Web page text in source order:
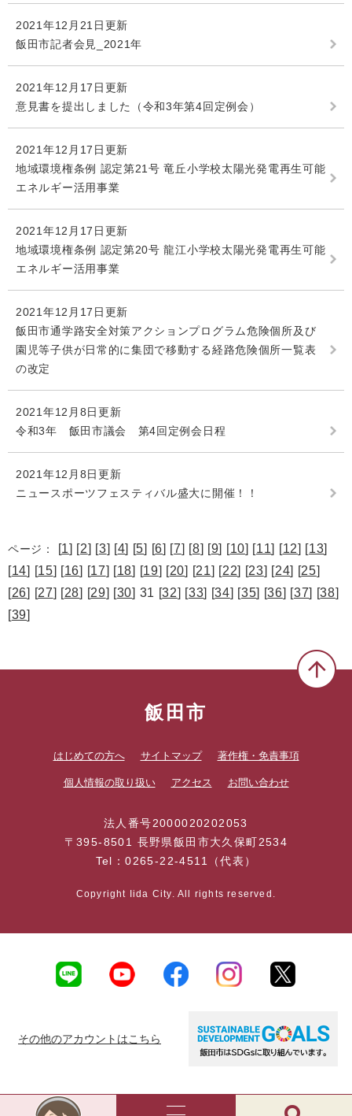
2021年12月21日更新
飯田市記者会見_2021年
2021年12月17日更新
意見書を提出しました（令和3年第4回定例会）
2021年12月17日更新
地域環境権条例 認定第21号 竜丘小学校太陽光発電再生可能
エネルギー活用事業
2021年12月17日更新
地域環境権条例 認定第20号 龍江小学校太陽光発電再生可能
エネルギー活用事業
2021年12月17日更新
飯田市通学路安全対策アクションプログラム危険個所及び
園児等子供が日常的に集団で移動する経路危険個所一覧表
の改定
2021年12月8日更新
令和3年 飯田市議会 第4回定例会日程
2021年12月8日更新
ニュースポーツフェスティバル盛大に開催！！
ページ： [1] [2] [3] [4] [5] [6] [7] [8] [9] [10] [11] [12] [13]
[14] [15] [16] [17] [18] [19] [20] [21] [22] [23] [24] [25]
[26] [27] [28] [29] [30] 31 [32] [33] [34] [35] [36] [37] [38]
[39]
飯田市
はじめての方へ サイトマップ 著作権・免責事項
個人情報の取り扱い アクセス お問い合わせ
法人番号2000020202053
〒395-8501 長野県飯田市大久保町2534
Tel：0265-22-4511（代表）
Copyright Iida City. All rights reserved.
その他のアカウントはこちら